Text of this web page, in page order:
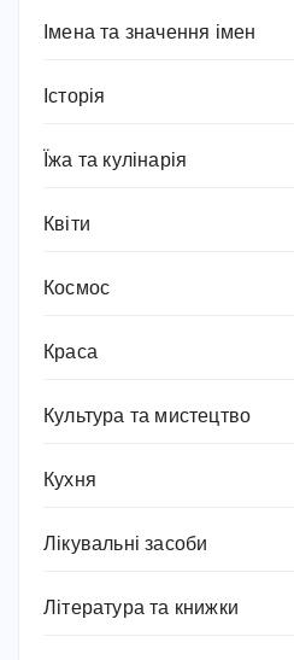
Імена та значення імен
Історія
Їжа та кулінарія
Квіти
Космос
Краса
Культура та мистецтво
Кухня
Лікувальні засоби
Література та книжки